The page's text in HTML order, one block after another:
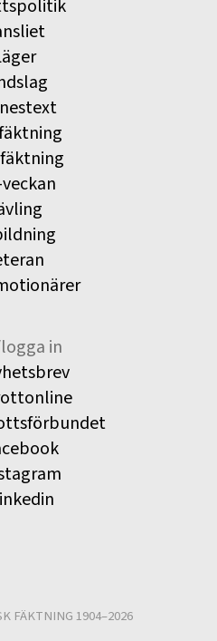
in
FÄKTNING 1904–2026